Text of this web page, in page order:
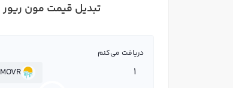
تبدیل قیمت مون ریور
دریافت می‌کنم
MOVR